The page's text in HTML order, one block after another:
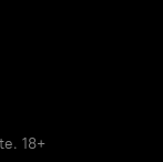
18+